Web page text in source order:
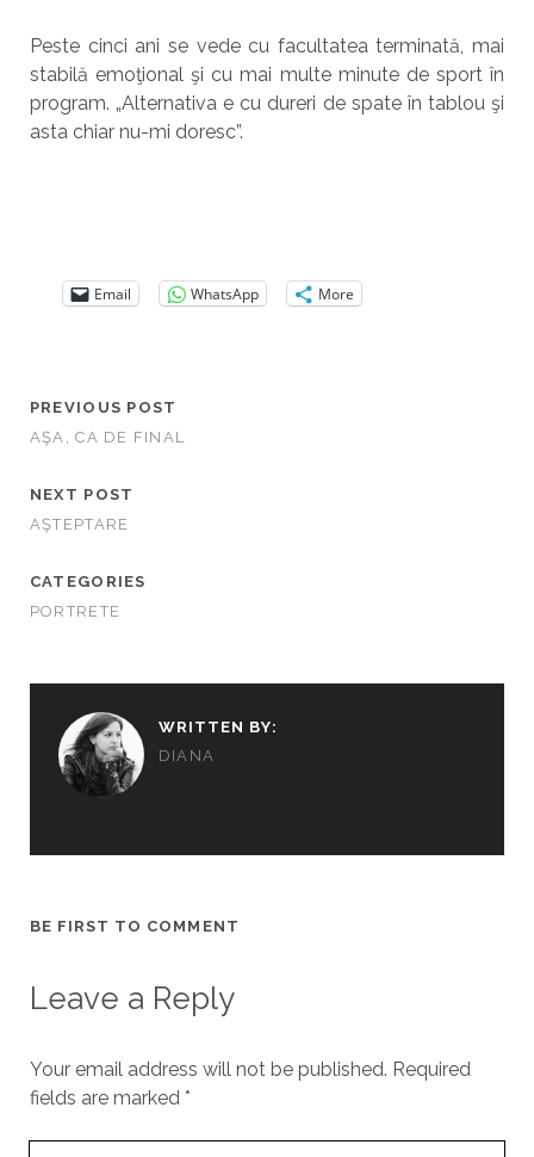
Peste cinci ani se vede cu facultatea terminată, mai
stabilă emoţional şi cu mai multe minute de sport în
program. „Alternativa e cu dureri de spate în tablou şi
asta chiar nu-mi doresc”.
Email WhatsApp More
PREVIOUS POST
AŞA, CA DE FINAL
NEXT POST
AŞTEPTARE
CATEGORIES
PORTRETE
WRITTEN BY:
DIANA
BE FIRST TO COMMENT
Leave a Reply
Your email address will not be published. Required
fields are marked *